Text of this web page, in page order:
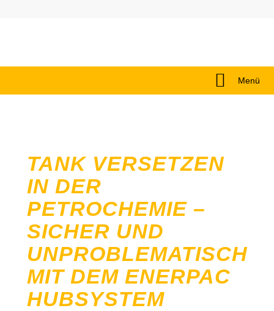
Menü
TANK VERSETZEN
IN DER
PETROCHEMIE –
SICHER UND
UNPROBLEMATISCH
MIT DEM ENERPAC
HUBSYSTEM